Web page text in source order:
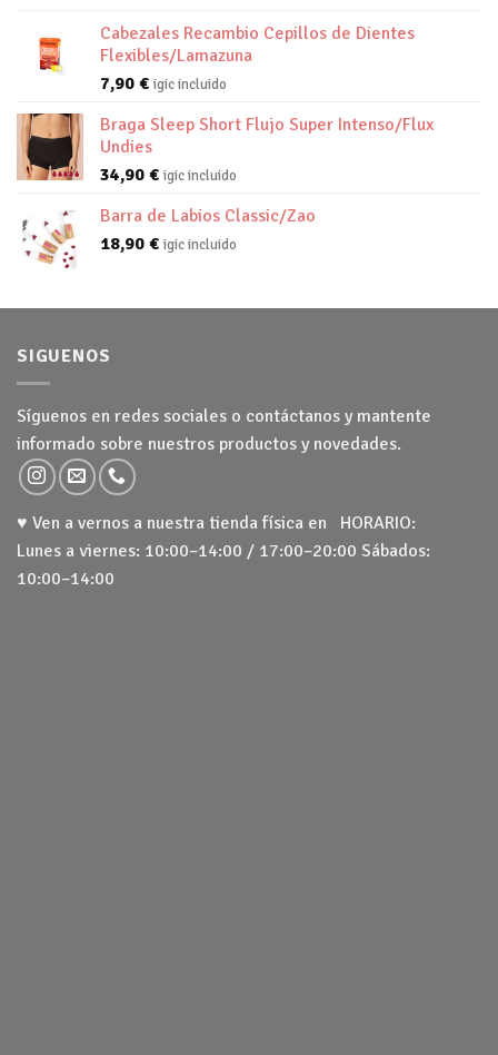
Cabezales Recambio Cepillos de Dientes
Flexibles/Lamazuna
7,90 € igic incluido
Braga Sleep Short Flujo Super Intenso/Flux
Undies
34,90 € igic incluido
Barra de Labios Classic/Zao
18,90 € igic incluido
SIGUENOS
Síguenos en redes sociales o contáctanos y mantente
informado sobre nuestros productos y novedades.
♥ Ven a vernos a nuestra tienda física en HORARIO:
Lunes a viernes: 10:00–14:00 / 17:00–20:00 Sábados:
10:00–14:00